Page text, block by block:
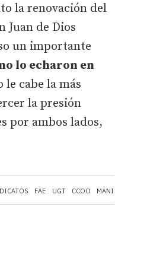
FAE UGT CCOO MANIFESTACIÓN
la renovación del
Juan de Dios
un importante
lo echaron en
le cabe la más
la presión
por ambos lados,